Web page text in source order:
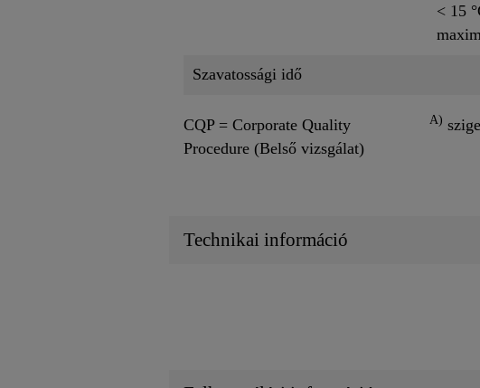
< 15
Szavatossági idő
CQP = Corporate Quality
Procedure (Belső vizsgálat)
A)
Technikai információ